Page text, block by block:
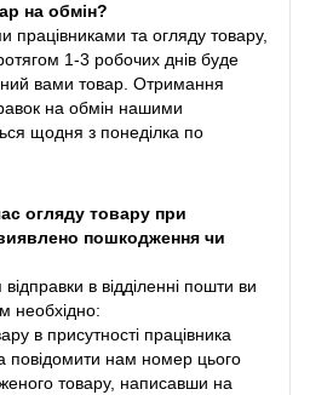
на обмін?
та огляду товару,
1-3 робочих днів буде
вами товар. Отримання
на обмін нашими
щодня з понеділка по
огляду товару при
пошкодження чи
в відділенні пошти ви
необхідно:
в присутності працівника
повідомити нам номер цього
товару, написавши на